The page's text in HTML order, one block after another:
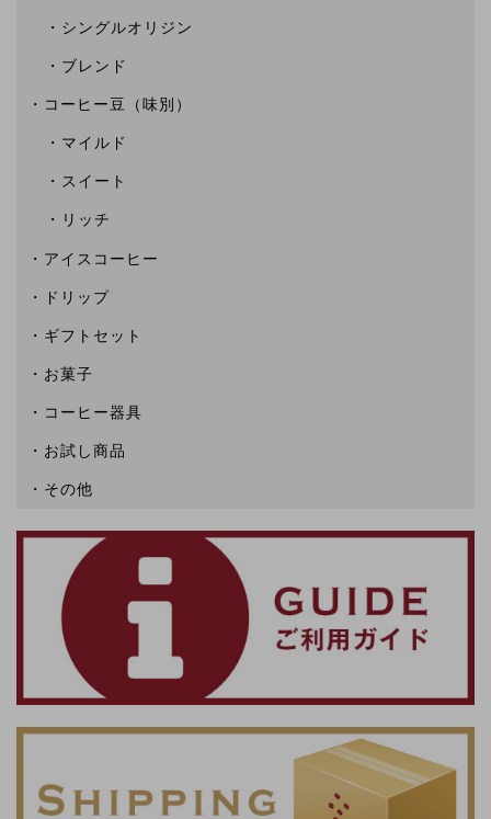
シングルオリジン
ブレンド
コーヒー豆（味別）
マイルド
スイート
リッチ
アイスコーヒー
ドリップ
ギフトセット
お菓子
コーヒー器具
お試し商品
その他